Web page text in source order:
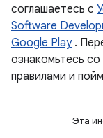
соглашаетесь с
Software
Google Play.
ознакомьтесь
правилами и
Эта